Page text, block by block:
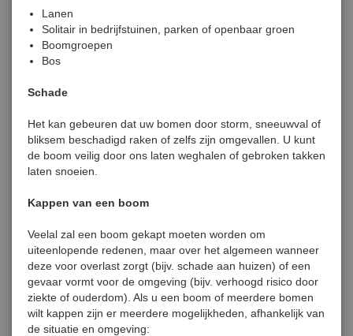
Lanen
Solitair in bedrijfstuinen, parken of openbaar groen
Boomgroepen
Bos
Schade
Het kan gebeuren dat uw bomen door storm, sneeuwval of
bliksem beschadigd raken of zelfs zijn omgevallen. U kunt
de boom veilig door ons laten weghalen of gebroken takken
laten snoeien.
Kappen van een boom
Veelal zal een boom gekapt moeten worden om
uiteenlopende redenen, maar over het algemeen wanneer
deze voor overlast zorgt (bijv. schade aan huizen) of een
gevaar vormt voor de omgeving (bijv. verhoogd risico door
ziekte of ouderdom). Als u een boom of meerdere bomen
wilt kappen zijn er meerdere mogelijkheden, afhankelijk van
de situatie en omgeving: